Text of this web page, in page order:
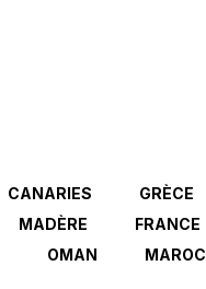
CANARIES GRÈCE
MADÈRE FRANCE
OMAN MAROC